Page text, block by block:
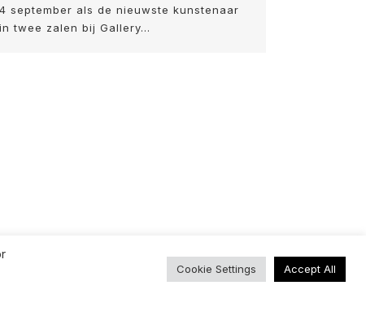
4 september als de nieuwste kunstenaar
in twee zalen bij Gallery…
Cookie Settings Accept All